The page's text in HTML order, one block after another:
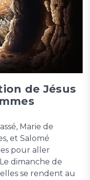
de Jésus
Marie de
et Salomé
pour aller
Le dimanche de
se rendent au